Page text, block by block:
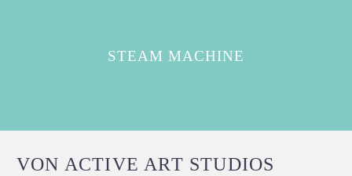
STEAM MACHINE
VON ACTIVE ART STUDIOS